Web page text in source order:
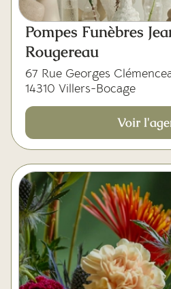
Pompes Funèbres
Rougereau
67 Rue Georges
14310 Villers-Bocage
Voir